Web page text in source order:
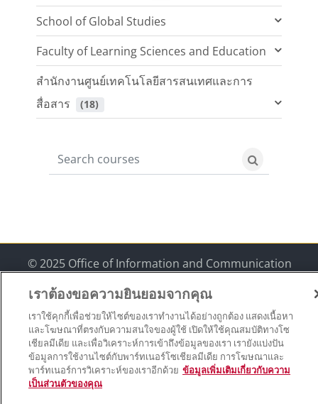
School of Global Studies
Faculty of Learning Sciences and Education
สำนักงานศูนย์เทคโนโลยีสารสนเทศและการ
สื่อสาร
(18)
Search courses
Search
© 2025 Office of Information and Communication
Data retention summary
Get the mobile app
Switch to the standard theme
เราต้องขอความยินยอมจากคุณ
เราใช้คุกกี้เพื่อช่วยให้ไซต์ของเราทำงานได้อย่างถูกต้อง แสดงเนื้อหา
และโฆษณาที่ตรงกับความสนใจของผู้ใช้ เปิดให้ใช้คุณสมบัติทางโซ
เชียลมีเดีย และเพื่อวิเคราะห์การเข้าถึงข้อมูลของเรา เรายังแบ่งปัน
ข้อมูลการใช้งานไซต์กับพาร์ทเนอร์โซเชียลมีเดีย การโฆษณาและ
พาร์ทเนอร์การวิเคราะห์ของเราอีกด้วย ข้อมูลเพิ่มเติมเกี่ยวกับความ
เป็นส่วนตัวของคุณ